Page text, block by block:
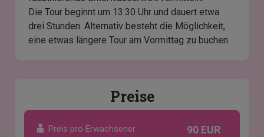
Die Tour beginnt um 13:30 Uhr und dauert etwa
drei Stunden. Alternativ besteht die Möglichkeit,
eine etwas längere Tour am Vormittag zu buchen.
Preise
Preis pro Erwachsener 90 EUR